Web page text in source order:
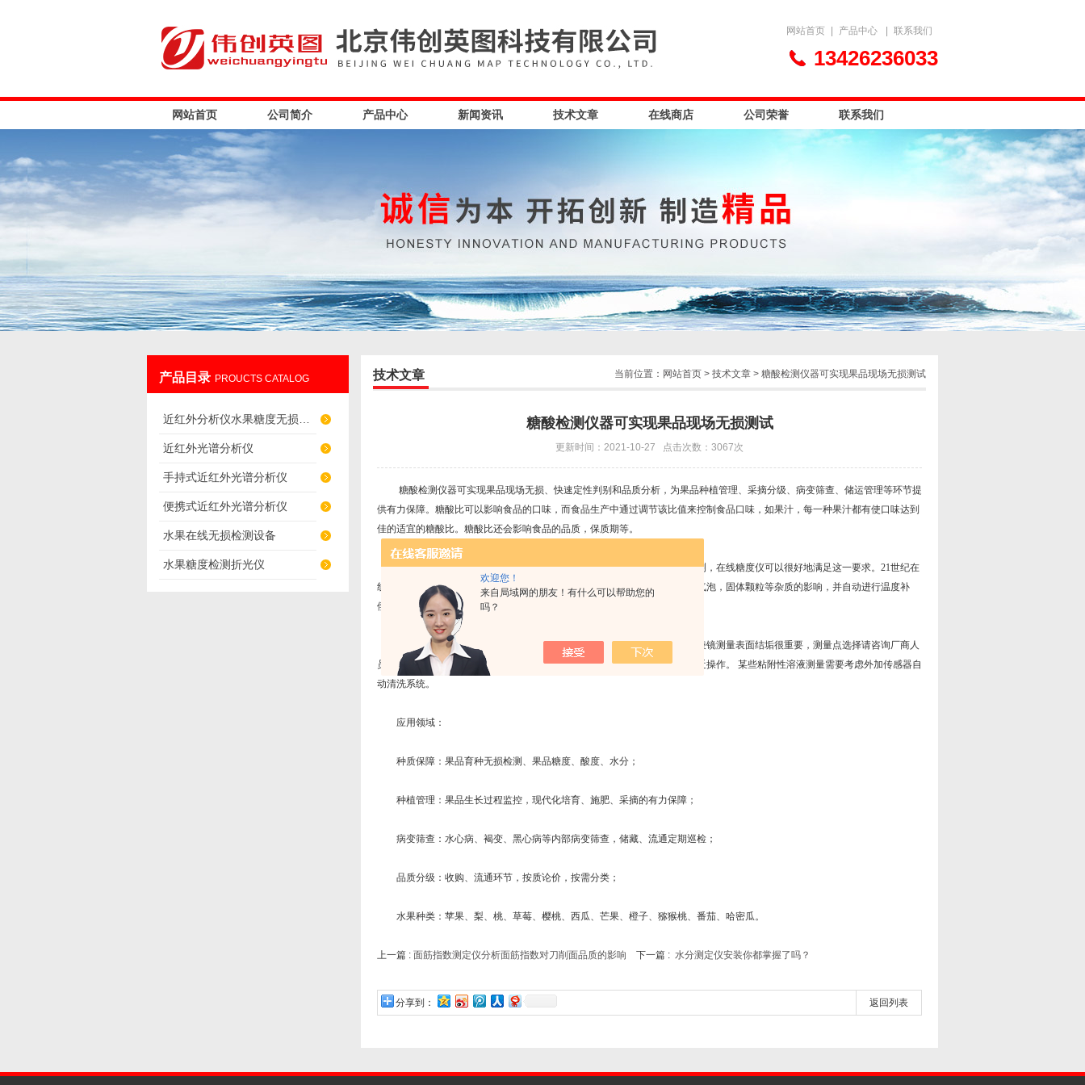
欢迎您！
来自局域网的朋友！有什么可以帮助您的
吗？
网站首页 产品中心 联系我们
13426236033
网站首页 公司简介 产品中心 新闻资讯 技术文章 在线商店 公司荣誉 联系我们
产品目录 PROUCTS CATALOG
近红外光谱分析仪
手持式近红外光谱分析仪
便携式近红外光谱分析仪
水果在线无损检测设备
水果糖度检测折光仪
当前位置： 网站首页 > 技术文章 > 糖酸检测仪器可实现果品现场无损测试
技术文章
糖酸检测仪器可实现果品现场无损测试
更新时间：2021-10-27 点击次数：3067次
糖酸检测仪器可实现果品现场无损、快速定性判别和品质分析，为果品种植管理、采摘分级、病变筛查、储运管理等环节提
供有力保障。糖酸比可以影响食品的口味，而食品生产中通过调节该比值来控制食品口味，如果汁，每一种果汁都有使口味达到
佳的适宜的糖酸比。糖酸比还会影响食品的品质，保质期等。
糖度仪测量使用方便，但是无法准确可靠地对糖度（浓度）进行连续检测，在线糖度仪可以很好地满足这一要求。21世纪在
线糖度仪采用数字式临界角检测原理，测量结果不受物料的颜色，浑浊度，气泡，固体颗粒等杂质的影响，并自动进行温度补
偿。
可以安装在不同管径的管道或者罐体器壁上，由于是接触式测量，防止棱镜测量表面结垢很重要，测量点选择请咨询厂商人
员，大体原则是：管道满管，一定流速，低粘附性（温度更高点），方便接近操作。 某些粘附性溶液测量需要考虑外加传感器自
动清洗系统。
应用领域：
种质保障：果品育种无损检测、果品糖度、酸度、水分；
种植管理：果品生长过程监控，现代化培育、施肥、采摘的有力保障；
病变筛查：水心病、褐变、黑心病等内部病变筛查，储藏、流通定期巡检；
品质分级：收购、流通环节，按质论价，按需分类；
水果种类：苹果、梨、桃、草莓、樱桃、西瓜、芒果、橙子、猕猴桃、番茄、哈密瓜。
上一篇 : 面筋指数测定仪分析面筋指数对刀削面品质的影响 下一篇 : 水分测定仪安装你都掌握了吗？
分享到： 返回列表